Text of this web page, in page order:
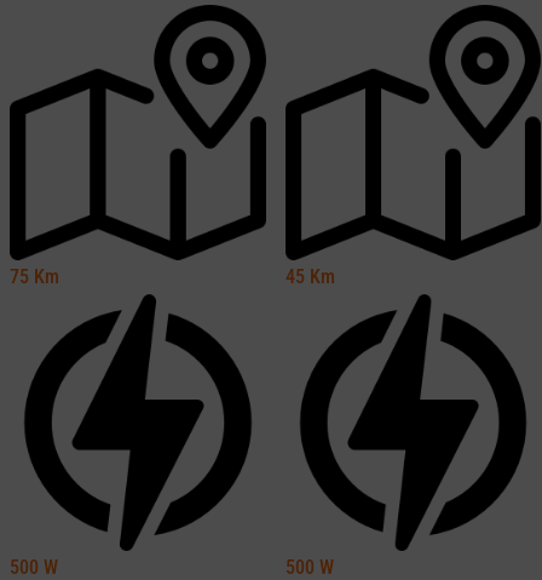
75 Km
500 W
45 Km
500 W